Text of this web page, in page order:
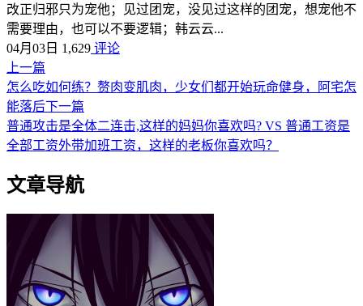
改正归邪只为宠他；见过团宠，没见过这样的团宠，想宠他不
需要理由，也可以不要逻辑；韩云云...
04月03日 1,629 评论
上一篇
怎么吃如何练？赘肉变肌肉，少女们都开始玩命健身，阿宅怎
能落后下一篇
普通攻击是全体二连击,这样的妈妈你喜欢吗? VS 普通工资是
全部工资外带加班工资，这样的老板你喜欢吗？
文章导航